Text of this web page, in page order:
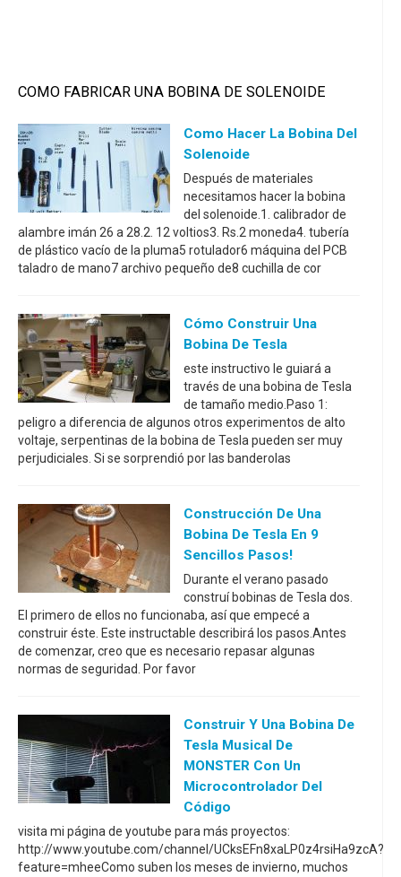
COMO FABRICAR UNA BOBINA DE SOLENOIDE
Como Hacer La Bobina Del
Solenoide
Después de materiales
necesitamos hacer la bobina
del solenoide.1. calibrador de
alambre imán 26 a 28.2. 12 voltios3. Rs.2 moneda4. tubería
de plástico vacío de la pluma5 rotulador6 máquina del PCB
taladro de mano7 archivo pequeño de8 cuchilla de cor
Cómo Construir Una
Bobina De Tesla
este instructivo le guiará a
través de una bobina de Tesla
de tamaño medio.Paso 1:
peligro a diferencia de algunos otros experimentos de alto
voltaje, serpentinas de la bobina de Tesla pueden ser muy
perjudiciales. Si se sorprendió por las banderolas
Construcción De Una
Bobina De Tesla En 9
Sencillos Pasos!
Durante el verano pasado
construí bobinas de Tesla dos.
El primero de ellos no funcionaba, así que empecé a
construir éste. Este instructable describirá los pasos.Antes
de comenzar, creo que es necesario repasar algunas
normas de seguridad. Por favor
Construir Y Una Bobina De
Tesla Musical De
MONSTER Con Un
Microcontrolador Del
Código
visita mi página de youtube para más proyectos:
http://www.youtube.com/channel/UCksEFn8xaLP0z4rsiHa9zcA?
feature=mheeComo suben los meses de invierno, muchos